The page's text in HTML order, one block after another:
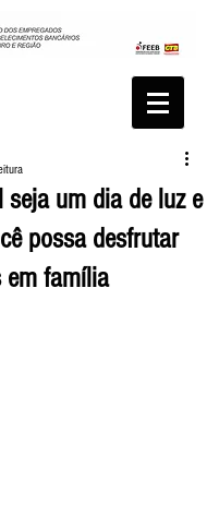
seja um dia de luz e
possa desfrutar
em família